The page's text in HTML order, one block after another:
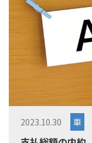
2023.10.30 車